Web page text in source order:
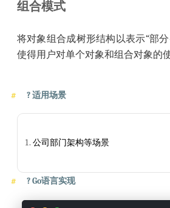
组合模式
将对象组合成树形结构以表示“部分
使得用户对单个对象和组合对象的
?适用场景
公司部门架构等场景
?Go语言实现